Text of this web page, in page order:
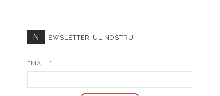
N EWSLETTER-UL NOSTRU
EMAIL *